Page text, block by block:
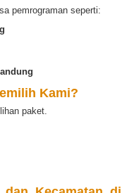
pemrograman seperti:
Kami?
paket.